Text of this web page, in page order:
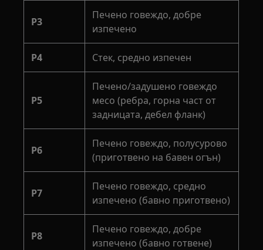
P3
Печено говеждо, добре
изпечено
P4 Стек, средно изпечен
P5
Печено/задушено говеждо
месо (ребра, горна част от
задницата, дебел фланк)
P6
Печено говеждо, полусурово
(приготвено на бавен огън)
P7
Печено говеждо, средно
изпечено (бавно приготвено)
P8
Печено говеждо, добре
изпечено (бавно готвене)